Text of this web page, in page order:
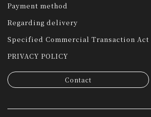
Payment method
Regarding delivery
Specified Commercial Transaction Act
PRIVACY POLICY
Contact